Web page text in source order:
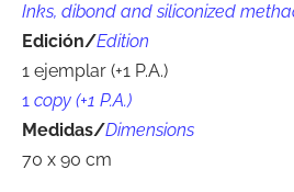
Inks, dibond and siliconized
Edición/Edition
1 ejemplar (+1 P.A.)
1 copy (+1 P.A.)
Medidas/Dimensions
70 x 90 cm